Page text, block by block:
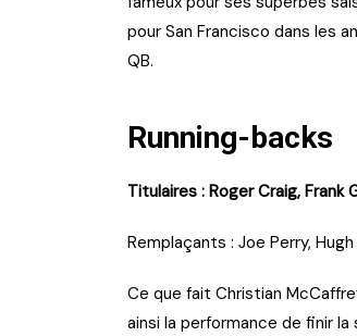
pour San Francisco dans les
QB.
Running-backs
Titulaires : Roger Craig, Frank
Remplaçants : Joe Perry,
Ce que fait Christian
ainsi la performance de finir